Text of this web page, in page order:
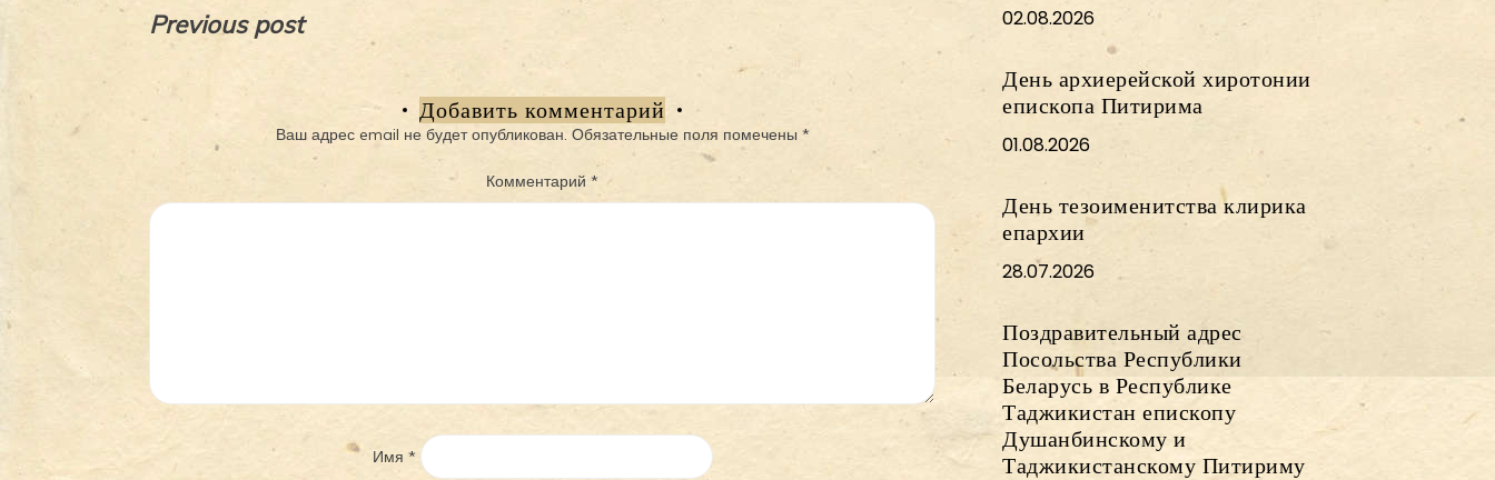
Навигация
записям
Previous post
Добавить комментарий
Ваш адрес email не будет опубликован. Обязательные поля помечены *
Комментарий*
Имя *
02.08.2026
День архиерейской хиротонии
епископа Питирима
01.08.2026
День тезоименитства клирика
епархии
28.07.2026
Поздравительный адрес
Посольства Республики
Беларусь в Республике
Таджикистан епископу
Душанбинскому и
Таджикистанскому Питириму